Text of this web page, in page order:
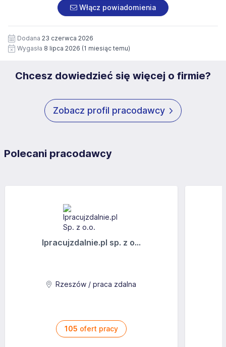
pod numerem 33 816 64 09 lub pisemnie na adres
siedziby administratora.
https://www.workprofit.pl/klauzula-informacyjna.html
załączonych dokumentach aplikacyjnych (w tym
wizerunku), na potrzeby przyszłych rekrutacji przez okres
12 miesięcy. Zgoda jest dobrowolna i może być w każdym
czasie wycofana.
Włącz powiadomienia
Dodana 23 czerwca 2026
Wygasła 8 lipca 2026 (1 miesiąc temu)
Chcesz dowiedzieć się więcej o firmie?
Zobacz profil pracodawcy
Polecani pracodawcy
Ipracujzdalnie.pl sp. z o...
Rzeszów / praca zdalna
105 ofert pracy